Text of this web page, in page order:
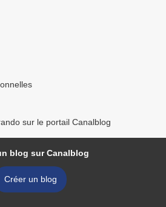
sur le portail Canalblog
blog sur Canalblog
Créer un blog